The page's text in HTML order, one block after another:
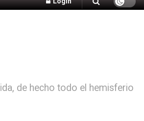
de hecho todo el hemisferio